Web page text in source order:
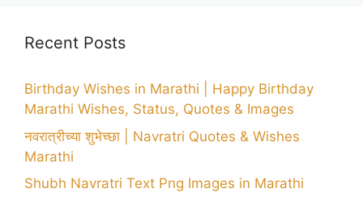
Recent Posts
Birthday Wishes in Marathi | Happy Birthday
Marathi Wishes, Status, Quotes & Images
नवरात्रीच्या शुभेच्छा | Navratri Quotes & Wishes
Marathi
Shubh Navratri Text Png Images in Marathi